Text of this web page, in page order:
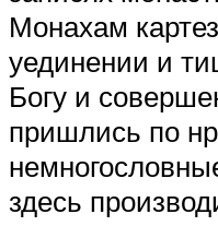
Монахам
уединении и
Богу и
пришлись по
здесь